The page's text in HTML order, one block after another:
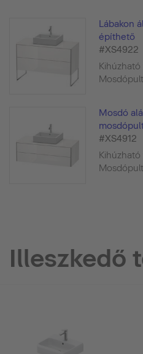
Lábakon
építhető
#XS4922
Kihúzható
Mosdó
#XS4912
Illeszkedő